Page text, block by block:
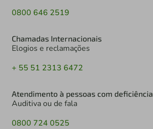
0800 646 2519
Chamadas Internacionais
Elogios e reclamações
+ 55 51 2313 6472
Atendimento à pessoas com deficiência
Auditiva ou de fala
0800 724 0525